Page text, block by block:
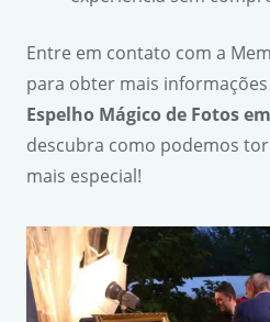
Entre em contato com a
para obter mais
Espelho Mágico de Fotos
descubra como podemos
mais especial!